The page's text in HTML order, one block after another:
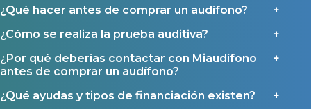
¿Qué hacer antes de comprar un audífono?
¿Cómo se realiza la prueba auditiva?
¿Por qué deberías contactar con Miaudífono
antes de comprar un audífono?
¿Qué ayudas y tipos de financiación existen?
Ayudas y subvenciones en Asturias